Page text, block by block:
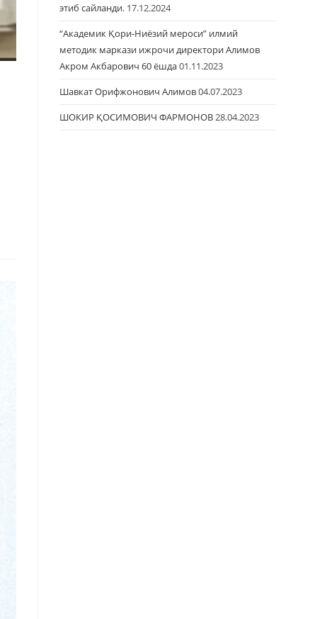
этиб сайланди. 17.12.2024
“Академик Қори-Ниёзий мероси” илмий
методик маркази ижрочи директори Алимов
Акром Акбарович 60 ёшда01.11.2023
Шавкат Орифжонович Алимов04.07.2023
ШОКИР ҚОСИМОВИЧ ФAРМОНОВ28.04.2023